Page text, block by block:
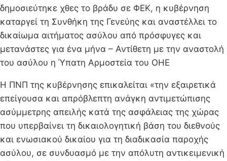
δημοσιεύτηκε χθες το βράδυ σε ΦΕΚ, η κυβέρνηση
καταργεί τη Συνθήκη της Γενεύης και αναστέλλει το
δικαίωμα αιτήματος ασύλου από πρόσφυγες και
μετανάστες για ένα μήνα – Αντίθετη με την αναστολή
του ασύλου η Ύπατη Αρμοστεία του ΟΗΕ
Η ΠΝΠ της κυβέρνησης επικαλείται «την εξαιρετικά
επείγουσα και απρόβλεπτη ανάγκη αντιμετώπισης
ασύμμετρης απειλής κατά της ασφάλειας της χώρας
που υπερβαίνει τη δικαιολογητική βάση του διεθνούς
και ενωσιακού δικαίου για τη διαδικασία παροχής
ασύλου, σε συνδυασμό με την απόλυτη αντικειμενική